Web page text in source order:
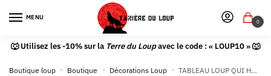
MENU
0
🐺 Utilisez les -10% sur la Terre du Loupavec le code : « LOUP10 » 🐺
Boutique loup » Boutique » Décorations Loup » TABLEAU LOUP QUI HURLE